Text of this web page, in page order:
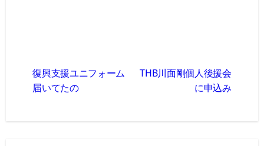
復興支援ユニフォーム
届いてたの
THB川面剛個人後援会
に申込み